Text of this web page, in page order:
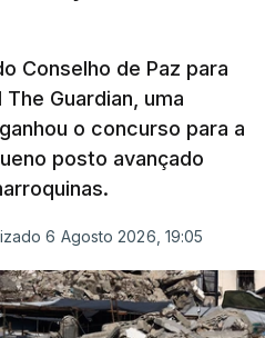
Conselho de Paz para
Guardian, uma
o concurso para a
posto avançado
6 Agosto 2026, 19:05